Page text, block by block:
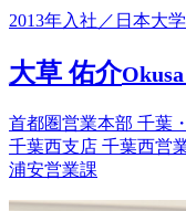
2013年入社／日本大
大草 佑介
首都圏営業本部 千葉
千葉西支店 千葉西営
浦安営業課